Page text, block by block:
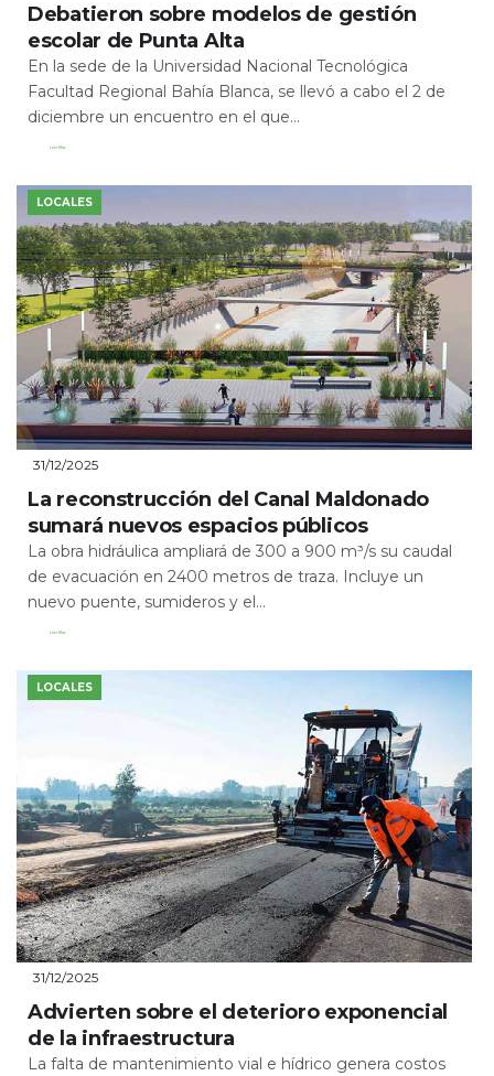
Debatieron sobre modelos de gestión
escolar de Punta Alta
En la sede de la Universidad Nacional Tecnológica
Facultad Regional Bahía Blanca, se llevó a cabo el 2 de
diciembre un encuentro en el que...
Leer Más
LOCALES
31/12/2025
La reconstrucción del Canal Maldonado
sumará nuevos espacios públicos
La obra hidráulica ampliará de 300 a 900 m³/s su caudal
de evacuación en 2400 metros de traza. Incluye un
nuevo puente, sumideros y el...
Leer Más
LOCALES
31/12/2025
Advierten sobre el deterioro exponencial
de la infraestructura
La falta de mantenimiento vial e hídrico genera costos